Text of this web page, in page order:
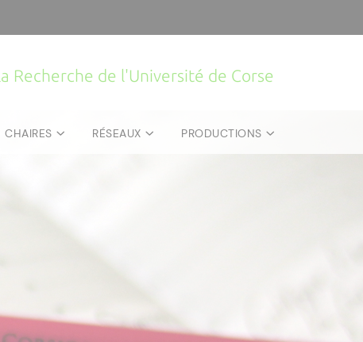
Recherche de l'Université de Corse
CHAIRES RÉSEAUX PRODUCTIONS